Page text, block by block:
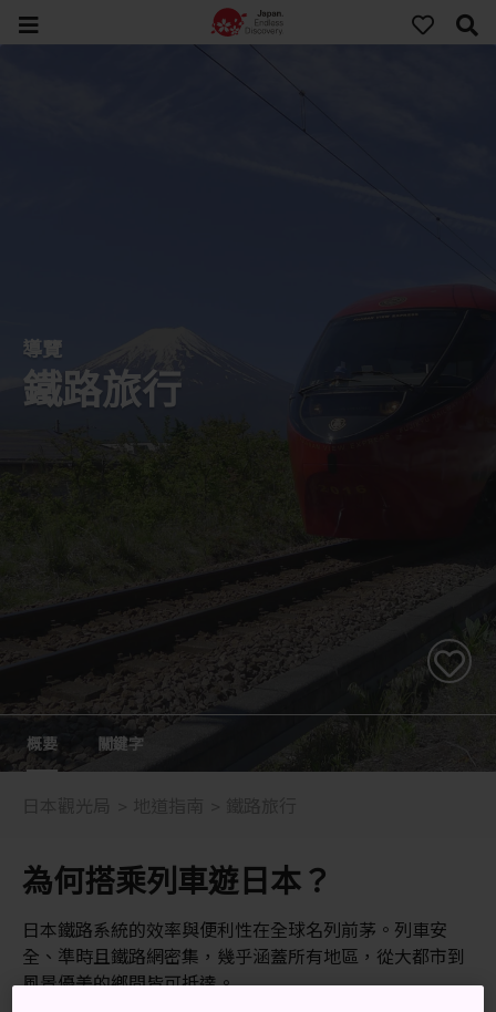
導覽
鐵路旅行
概要 關鍵字
為何搭乘列車遊日本？
日本鐵路系統的效率與便利性在全球名列前茅。列車安
全、準時且鐵路網密集，幾乎涵蓋所有地區，從大都市到
風景優美的鄉間皆可抵達。